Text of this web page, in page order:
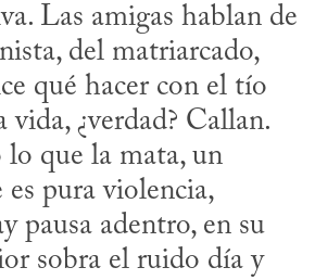
Las amigas hablan de
del matriarcado,
qué hacer con el tío
vida, ¿verdad? Callan.
lo que la mata, un
pura violencia,
pausa adentro, en su
sobra el ruido día y